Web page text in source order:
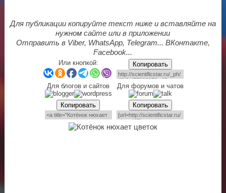
Для публикации копируйте текст ниже и вставляйте на
нужном сайте или в приложении
Отправить в Viber, WhatsApp, Telegram... ВКонтакте,
Facebook...
Или кнопкой: Копировать
Для блогов и сайтов Для форумов и чатов
Копировать Копировать